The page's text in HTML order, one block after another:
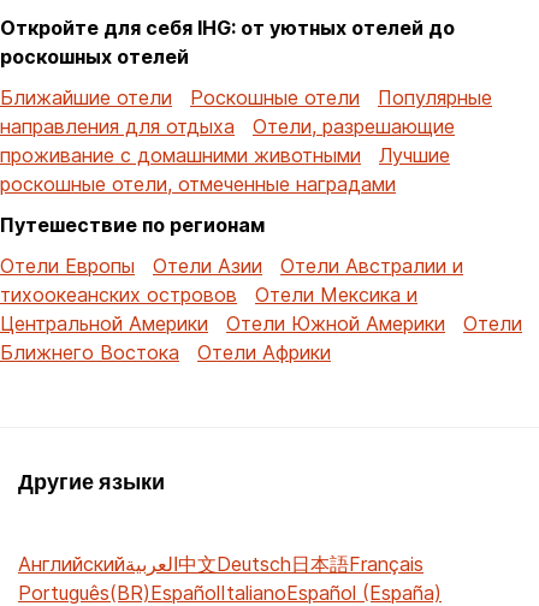
Откройте для себя IHG: от уютных отелей до
роскошных отелей
Ближайшие отели
Роскошные отели
Популярные
направления для отдыха
Отели, разрешающие
проживание с домашними животными
Лучшие
роскошные отели, отмеченные наградами
Путешествие по регионам
Отели Европы
Отели Азии
Отели Австралии и
тихоокеанских островов
Отели Мексика и
Центральной Америки
Отели Южной Америки
Отели
Ближнего Востока
Отели Африки
Другие языки
Английскийالعربية中文Deutsch日本語Français
Português(BR)EspañolItalianoEspañol (España)